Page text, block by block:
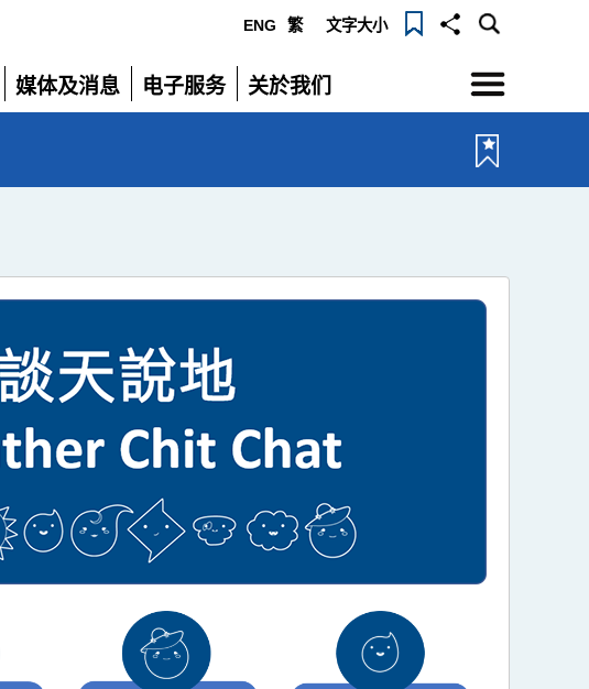
ENG 繁 文字大小
媒体及消息
展
电子服务
展
关於我们
展
选
单